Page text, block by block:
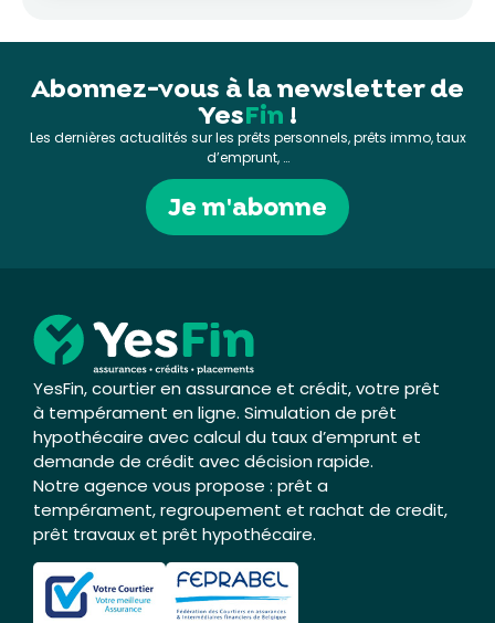
Abonnez-vous à la newsletter de
YesFin !
Les dernières actualités sur les prêts personnels, prêts immo, taux
d’emprunt, …
Je m'abonne
YesFin, courtier en assurance et crédit, votre prêt
à tempérament en ligne. Simulation de prêt
hypothécaire avec calcul du taux d’emprunt et
demande de crédit avec décision rapide.
Notre agence vous propose : prêt a
tempérament, regroupement et rachat de credit,
prêt travaux et prêt hypothécaire.